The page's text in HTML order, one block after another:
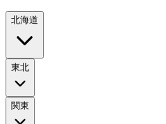
北海道
東北
関東